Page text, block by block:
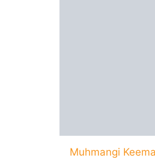
Muhmangi